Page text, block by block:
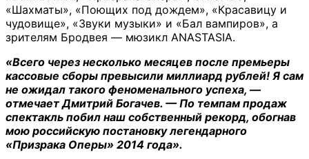
«Шахматы», «Поющих под дождем», «Красавицу и
чудовище», «Звуки музыки» и «Бал вампиров», а
зрителям Бродвея — мюзикл ANASTASIA.
«Всего через несколько месяцев после премьеры
кассовые сборы превысили миллиард рублей! Я сам
не ожидал такого феноменального успеха, —
отмечает Дмитрий Богачев. — По темпам продаж
спектакль побил наш собственный рекорд, обогнав
мою российскую постановку легендарного
«Призрака Оперы» 2014 года».